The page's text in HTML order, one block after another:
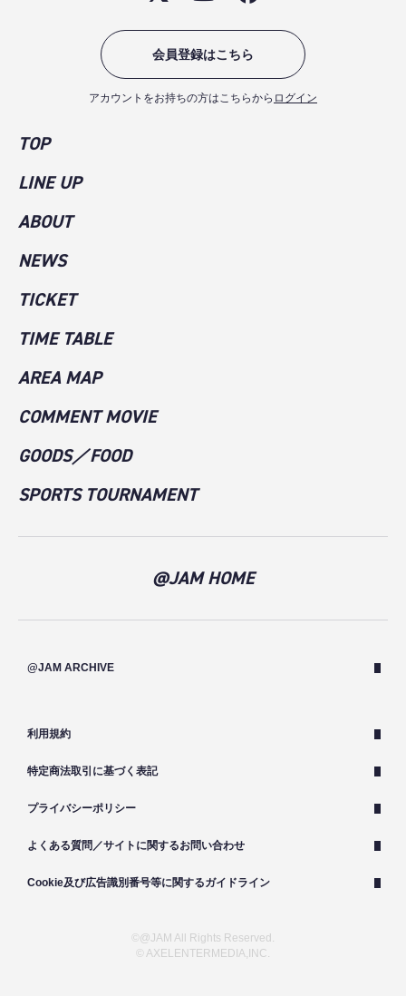
会員登録はこちら
アカウントをお持ちの方はこちらから ログイン
TOP
LINE UP
ABOUT
NEWS
TICKET
TIME TABLE
AREA MAP
COMMENT MOVIE
GOODS／FOOD
SPORTS TOURNAMENT
@JAM HOME
@JAM ARCHIVE
利用規約
特定商法取引に基づく表記
プライバシーポリシー
よくある質問／サイトに関するお問い合わせ
Cookie及び広告識別番号等に関するガイドライン
©@JAM All Rights Reserved.
© AXELENTERMEDIA,INC.